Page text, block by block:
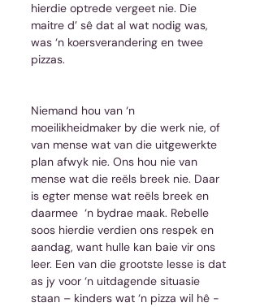
hierdie optrede vergeet nie. Die
maitre d’ sê dat al wat nodig was,
was ‘n koersverandering en twee
pizzas.
Niemand hou van ‘n
moeilikheidmaker by die werk nie, of
van mense wat van die uitgewerkte
plan afwyk nie. Ons hou nie van
mense wat die reëls breek nie. Daar
is egter mense wat reëls breek en
daarmee  ‘n bydrae maak. Rebelle
soos hierdie verdien ons respek en
aandag, want hulle kan baie vir ons
leer. Een van die grootste lesse is dat
as jy voor ‘n uitdagende situasie
staan – kinders wat ‘n pizza wil hê -